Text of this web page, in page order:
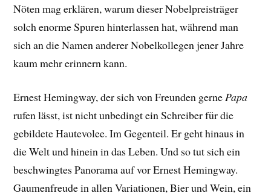
Nöten mag erklären, warum dieser Nobelpreisträger
solch enorme Spuren hinterlassen hat, während man
sich an die Namen anderer Nobelkollegen jener Jahre
kaum mehr erinnern kann.
Ernest Hemingway, der sich von Freunden gernePapa
rufen lässt, ist nicht unbedingt ein Schreiber für die
gebildete Hautevolee. Im Gegenteil. Er geht hinaus in
die Welt und hinein in das Leben. Und so tut sich ein
beschwingtes Panorama auf vor Ernest Hemingway.
Gaumenfreude in allen Variationen, Bier und Wein, ein